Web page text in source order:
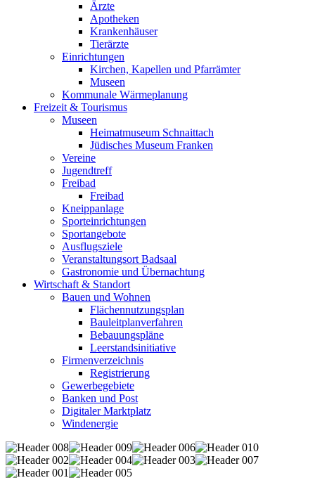
Ärzte
Apotheken
Krankenhäuser
Tierärzte
Einrichtungen
Kirchen, Kapellen und Pfarrämter
Museen
Kommunale Wärmeplanung
Freizeit & Tourismus
Museen
Heimatmuseum Schnaittach
Jüdisches Museum Franken
Vereine
Jugendtreff
Freibad
Freibad
Kneippanlage
Sporteinrichtungen
Sportangebote
Ausflugsziele
Veranstaltungsort Badsaal
Gastronomie und Übernachtung
Wirtschaft & Standort
Bauen und Wohnen
Flächennutzungsplan
Bauleitplanverfahren
Bebauungspläne
Leerstandsinitiative
Firmenverzeichnis
Registrierung
Gewerbegebiete
Banken und Post
Digitaler Marktplatz
Windenergie